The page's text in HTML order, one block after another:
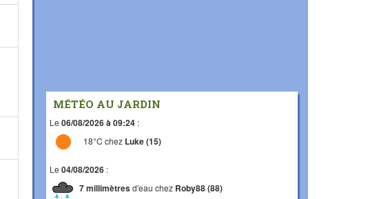
MÉTÉO AU JARDIN
Le 06/08/2026 à 09:24 :
18°C chez Luke (15)
Le 04/08/2026 :
7 millimètresd'eau chez Roby88 (88)